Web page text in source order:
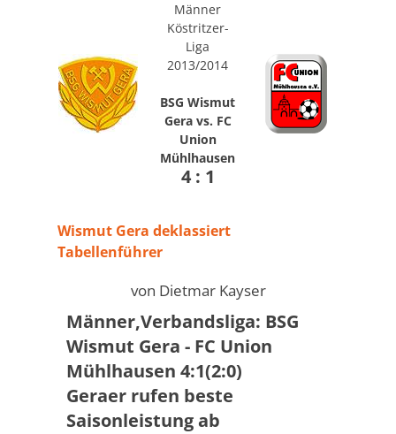
Männer
Köstritzer-
Liga
2013/2014
BSG Wismut
Gera vs. FC
Union
Mühlhausen
4 : 1
Wismut Gera deklassiert
Tabellenführer
von Dietmar Kayser
Männer,Verbandsliga: BSG
Wismut Gera - FC Union
Mühlhausen 4:1(2:0)
Geraer rufen beste
Saisonleistung ab